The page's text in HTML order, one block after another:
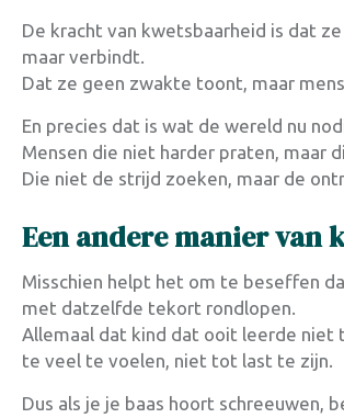
De kracht van kwetsbaarheid is dat
maar verbindt.
Dat ze geen zwakte toont, maar
En precies dat is wat de wereld nu
Mensen die niet harder praten, maar
Die niet de strijd zoeken, maar de
Een andere manier van
Misschien helpt het om te beseffen
met datzelfde tekort rondlopen.
Allemaal dat kind dat ooit leerde niet
te veel te voelen, niet tot last te zijn.
Dus als je je baas hoort schreeuwen,